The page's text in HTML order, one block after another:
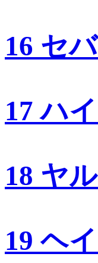
16 セ
17 ハ
18 ヤ
19 ヘ